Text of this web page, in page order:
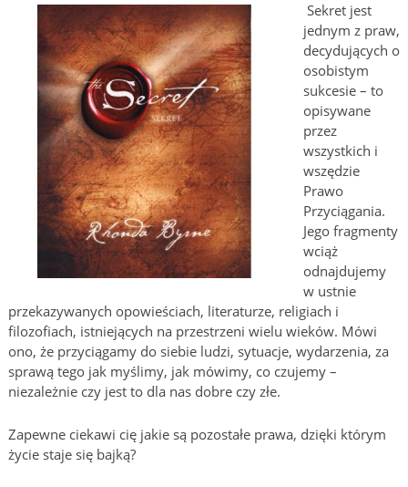
Sekret jest
jednym z praw,
decydujących o
osobistym
sukcesie – to
opisywane
przez
wszystkich i
wszędzie
Prawo
Przyciągania.
Jego fragmenty
wciąż
odnajdujemy
w ustnie
przekazywanych opowieściach, literaturze, religiach i
filozofiach, istniejących na przestrzeni wielu wieków. Mówi
ono, że przyciągamy do siebie ludzi, sytuacje, wydarzenia, za
sprawą tego jak myślimy, jak mówimy, co czujemy –
niezależnie czy jest to dla nas dobre czy złe.
Zapewne ciekawi cię jakie są pozostałe prawa, dzięki którym
życie staje się bajką?